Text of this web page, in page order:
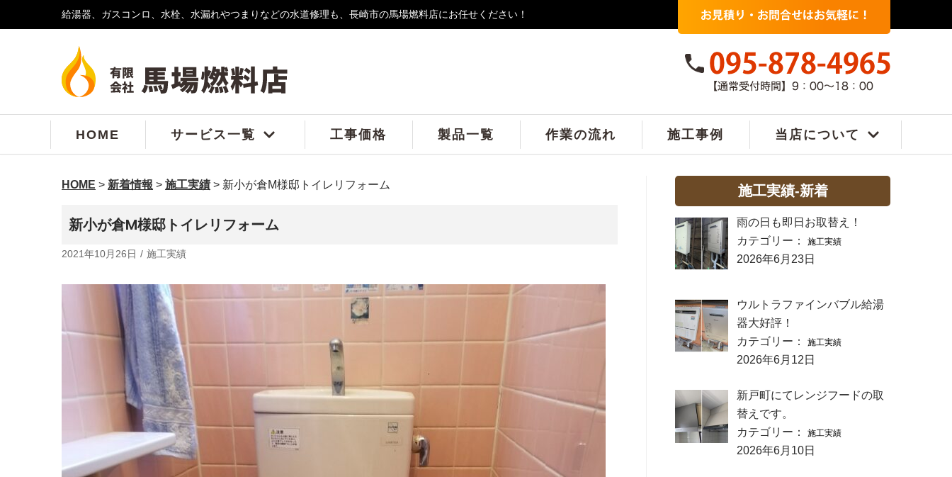
給湯器、ガスコンロ、水栓、水漏れやつまりなどの水道修理も、長崎市の馬場燃料店にお任せください！
HOME サービス一覧 工事価格 製品一覧 作業の流れ 施工事例 当店について
HOME > 新着情報 > 施工実績 > 新小が倉M様邸トイレリフォーム
新小が倉M様邸トイレリフォーム
2021年10月26日 施工実績
施工実績-新着
雨の日も即日お取替え！
カテゴリー：
施工実績
2026年6月23日
ウルトラファインバブル給湯
器大好評！
カテゴリー：
施工実績
2026年6月12日
新戸町にてレンジフードの取
替えです。
カテゴリー：
施工実績
2026年6月10日